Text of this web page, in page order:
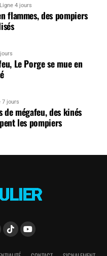
4 jours
flammes, des pompiers
Le Porge se mue en
7 jours
mégafeu, des kinés
les pompiers